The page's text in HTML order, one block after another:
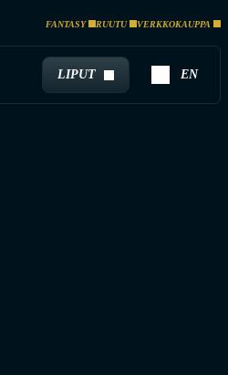
FANTASY RUUTU VERKKOKAUPPA
LIPUT EN